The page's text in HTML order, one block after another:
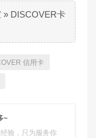
» DISCOVER卡
信用卡
~
验，只为服务你